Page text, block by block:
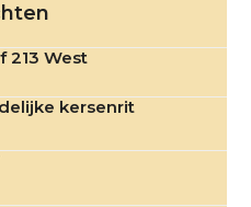
213 West
kersenrit